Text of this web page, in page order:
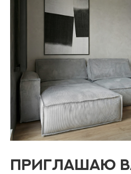
Приглашаю